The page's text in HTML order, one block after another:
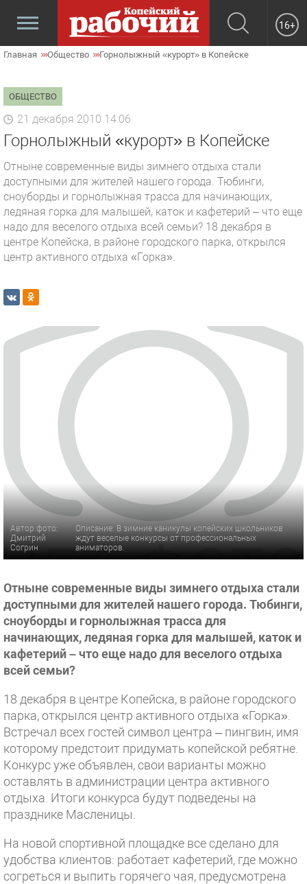
16+
Главная Общество Горнолыжный «курорт» в Копейске
ОБЩЕСТВО
21 декабря 2010 14:06
Горнолыжный «курорт» в Копейске
Отныне современные виды зимнего отдыха стали
доступными для жителей нашего города. Тюбинги,
сноуборды и горнолыжная трасса для начинающих,
ледяная горка для малышей, каток и кафетерий – что еще
надо для веселого отдыха всей семьи? 18 декабря в
центре Копейска, в районе городского парка, открылся
центр активного отдыха «Горка».
Автор фото:
Дмитрий
Согрин
Описание: В зимние каникулы копейских школьников
ждут веселые конкурсы от профессиональных
аниматоров.
Отныне современные виды зимнего отдыха стали
доступными для жителей нашего города. Тюбинги,
сноуборды и горнолыжная трасса для
начинающих, ледяная горка для малышей, каток и
кафетерий – что еще надо для веселого отдыха
всей семьи?
18 декабря в центре Копейска, в районе городского
парка, открылся центр активного отдыха «Горка».
Встречал всех гостей символ центра – пингвин, имя
которому предстоит придумать копейской ребятне.
Конкурс уже объявлен, свои варианты можно
оставлять в администрации центра активного
отдыха. Итоги конкурса будут подведены на
празднике Масленицы.
На новой спортивной площадке все сделано для
удобства клиентов: работает кафетерий, где можно
согреться и выпить горячего чая, предусмотрена